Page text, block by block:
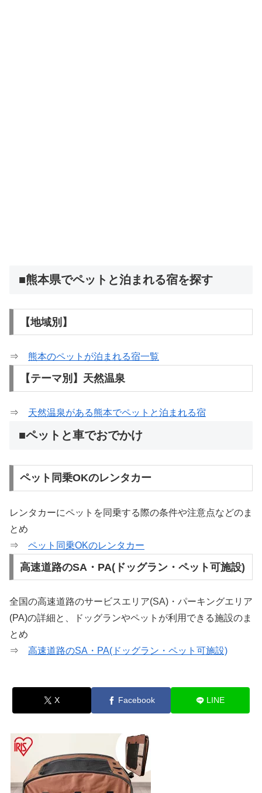
■熊本県でペットと泊まれる宿を探す
【地域別】
⇒ 熊本のペットが泊まれる宿一覧
【テーマ別】天然温泉
⇒ 天然温泉がある熊本でペットと泊まれる宿
■ペットと車でおでかけ
ペット同乗OKのレンタカー
レンタカーにペットを同乗する際の条件や注意点などのま
とめ
⇒ ペット同乗OKのレンタカー
高速道路のSA・PA(ドッグラン・ペット可施設)
全国の高速道路のサービスエリア(SA)・パーキングエリア
(PA)の詳細と、ドッグランやペットが利用できる施設のま
とめ
⇒ 高速道路のSA・PA(ドッグラン・ペット可施設)
X Facebook LINE